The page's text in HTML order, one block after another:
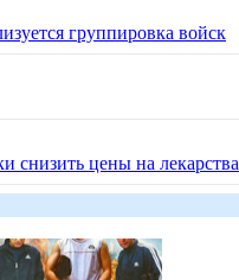
группировка войск
снизить цены на лекарства